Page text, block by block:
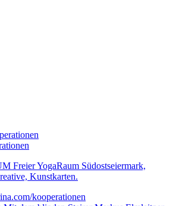
Freier YogaRaum Südostseiermark,
Kunstkarten.
kooperationen